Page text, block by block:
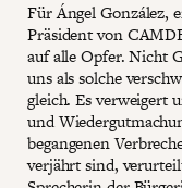
Für Ángel González,
Präsident von
auf alle Opfer. Nicht
uns als solche
gleich. Es verweigert
und
begangenen
verjährt sind,